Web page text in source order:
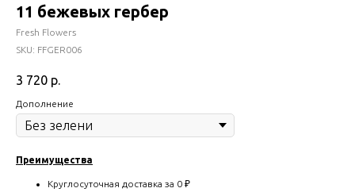
11 бежевых гербер
Fresh Flowers
SKU: FFGER006
3 720 р.
Дополнение
Преимущества
Круглосуточная доставка за 0 ₽